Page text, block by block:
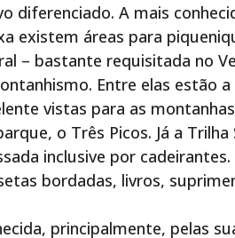
diferenciado. A mais
existem áreas para
– bastante requisitada no
Entre elas estão
vistas para as
o Três Picos. Já a Trilha
inclusive por
bordadas, livros,
principalmente, pelas